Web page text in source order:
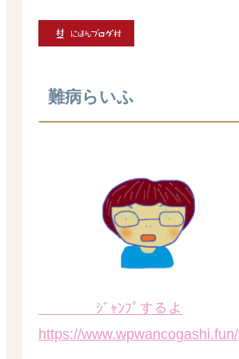
難病らいふ
ｼﾞｬﾝﾌﾟするよ
https://www.wpwancogashi.fun/